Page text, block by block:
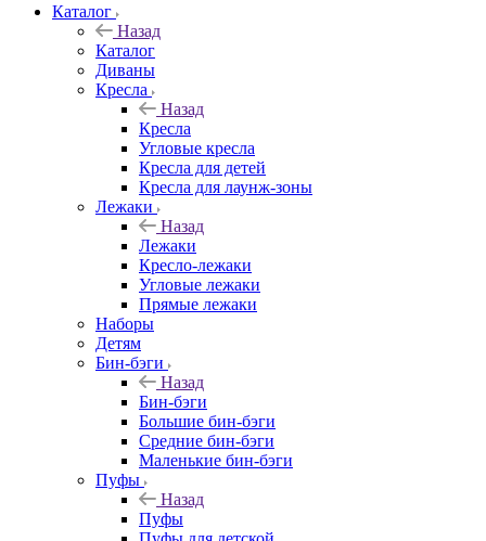
Каталог
Назад
Каталог
Диваны
Кресла
Назад
Кресла
Угловые кресла
Кресла для детей
Кресла для лаунж-зоны
Лежаки
Назад
Лежаки
Кресло-лежаки
Угловые лежаки
Прямые лежаки
Наборы
Детям
Бин-бэги
Назад
Бин-бэги
Большие бин-бэги
Средние бин-бэги
Маленькие бин-бэги
Пуфы
Назад
Пуфы